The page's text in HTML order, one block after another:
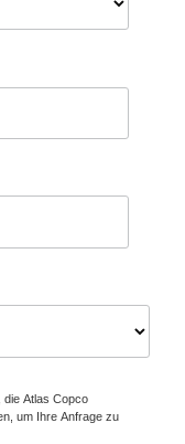
die Atlas Copco
um Ihre Anfrage zu